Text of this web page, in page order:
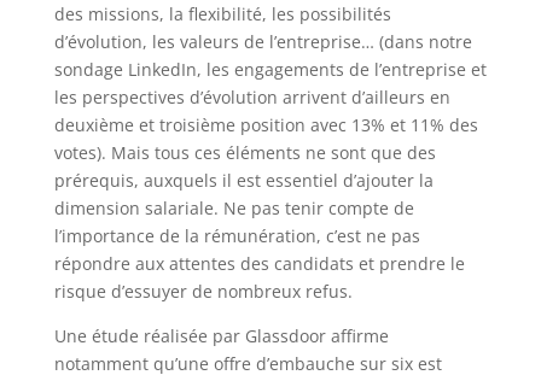
des missions, la flexibilité, les possibilités
d’évolution, les valeurs de l’entreprise… (dans notre
sondage LinkedIn, les engagements de l’entreprise et
les perspectives d’évolution arrivent d’ailleurs en
deuxième et troisième position avec 13% et 11% des
votes). Mais tous ces éléments ne sont que des
prérequis, auxquels il est essentiel d’ajouter la
dimension salariale. Ne pas tenir compte de
l’importance de la rémunération, c’est ne pas
répondre aux attentes des candidats et prendre le
risque d’essuyer de nombreux refus.
Une étude réalisée par Glassdoor affirme
notamment qu’une offre d’embauche sur six est